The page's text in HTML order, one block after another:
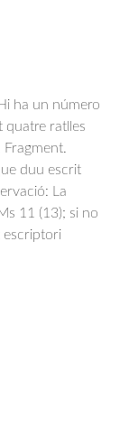
ha un número
quatre ratlles
duu escrit
La
11 (13); si no
escriptori